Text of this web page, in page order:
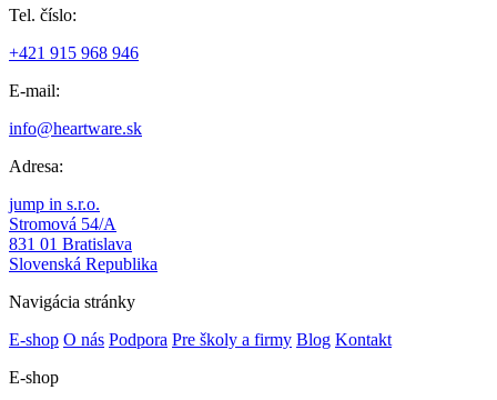
Tel. číslo:
+421 915 968 946
E-mail:
info@heartware.sk
Adresa:
jump in s.r.o.
Stromová 54/A
831 01 Bratislava
Slovenská Republika
Navigácia stránky
E-shop O nás Podpora Pre školy a firmy Blog Kontakt
E-shop